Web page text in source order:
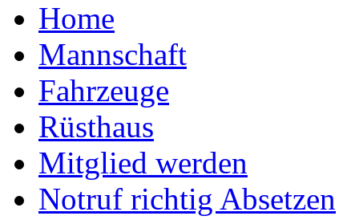
Home
Mannschaft
Fahrzeuge
Rüsthaus
Mitglied werden
Notruf richtig Absetzen